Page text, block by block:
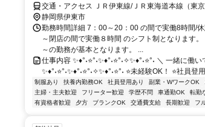
交通・アクセス ＪＲ伊東線/ＪＲ東海道本線（東
静岡県伊東市
勤務時間詳細 7：00～20：00 の間で実働8時間/
～閉店の間で実働８時間 のシフト制となります
～の勤務が基本となります。 ...
仕事内容 ✨♦°˖⭐°˖✨♦°˖⭐°˖✧✨♦°˖⭐°˖ ＼ 一緒に働
✨♦°˖⭐°˖✨♦°˖⭐°˖✧✨♦°˖⭐°˖ ⭐未経験OK！ ⭐社員登
制服あり 扶養内勤務OK 社員登用あり 副業・WワークOK
主婦・主夫歓迎
フリーター歓迎 学歴不問 車通勤OK 転勤
有資格者歓迎
夕方 ブランクOK 交通費支給 長期歓迎 フ